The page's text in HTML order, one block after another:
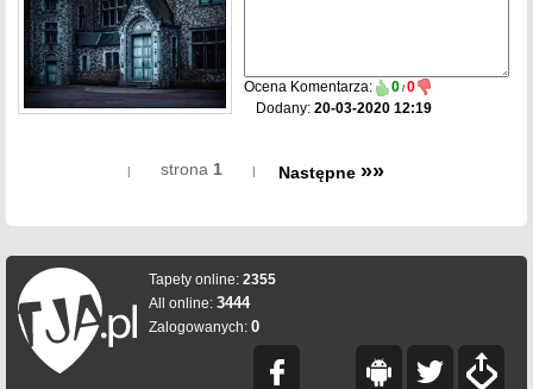
Ocena Komentarza: 0 / 0
Dodany: 20-03-2020 12:19
| strona 1 | Następne »»
Tapety online: 2355
All online: 3444
Zalogowanych: 0